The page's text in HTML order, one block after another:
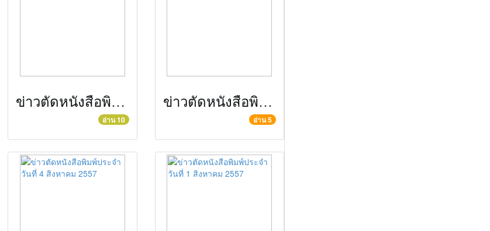
ข่าวตัดหนังสือพิมพ์ประจำวันที่ 18 สิงหาคม 2557
อ่าน 10
ข่าวตัดหนังสือพิมพ์ประจำวันที่ 7 สิงหาคม 2557
อ่าน 5